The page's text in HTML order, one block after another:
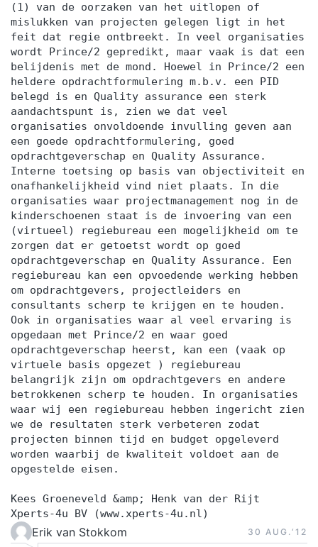
(1) van de oorzaken van het uitlopen of
mislukken van projecten gelegen ligt in het
feit dat regie ontbreekt. In veel organisaties
wordt Prince/2 gepredikt, maar vaak is dat een
belijdenis met de mond. Hoewel in Prince/2 een
heldere opdrachtformulering m.b.v. een PID
belegd is en Quality assurance een sterk
aandachtspunt is, zien we dat veel
organisaties onvoldoende invulling geven aan
een goede opdrachtformulering, goed
opdrachtgeverschap en Quality Assurance.
Interne toetsing op basis van objectiviteit en
onafhankelijkheid vind niet plaats. In die
organisaties waar projectmanagement nog in de
kinderschoenen staat is de invoering van een
(virtueel) regiebureau een mogelijkheid om te
zorgen dat er getoetst wordt op goed
opdrachtgeverschap en Quality Assurance. Een
regiebureau kan een opvoedende werking hebben
om opdrachtgevers, projectleiders en
consultants scherp te krijgen en te houden.
Ook in organisaties waar al veel ervaring is
opgedaan met Prince/2 en waar goed
opdrachtgeverschap heerst, kan een (vaak op
virtuele basis opgezet ) regiebureau
belangrijk zijn om opdrachtgevers en andere
betrokkenen scherp te houden. In organisaties
waar wij een regiebureau hebben ingericht zien
we de resultaten sterk verbeteren zodat
projecten binnen tijd en budget opgeleverd
worden waarbij de kwaliteit voldoet aan de
opgestelde eisen.
Kees Groeneveld &amp; Henk van der Rijt
Xperts-4u BV (www.xperts-4u.nl)
Erik van Stokkom 30 AUG.‘12